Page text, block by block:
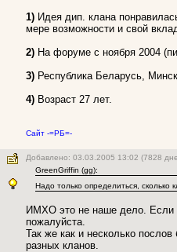
1) Идея дип. клана
мере возможности и свой
2) На форуме с ноября 2004
3) Республика Беларусь,
4) Возраст 27 лет.
Сайт -=РБ=-
Добавлено: 03.03.2005 13:02 (7828
GreenGriffin (gg):
Надо только определиться, сколько
ИМХО это не наше дело. Если
пожалуйста.
Так же как и несколько
разных кланов.